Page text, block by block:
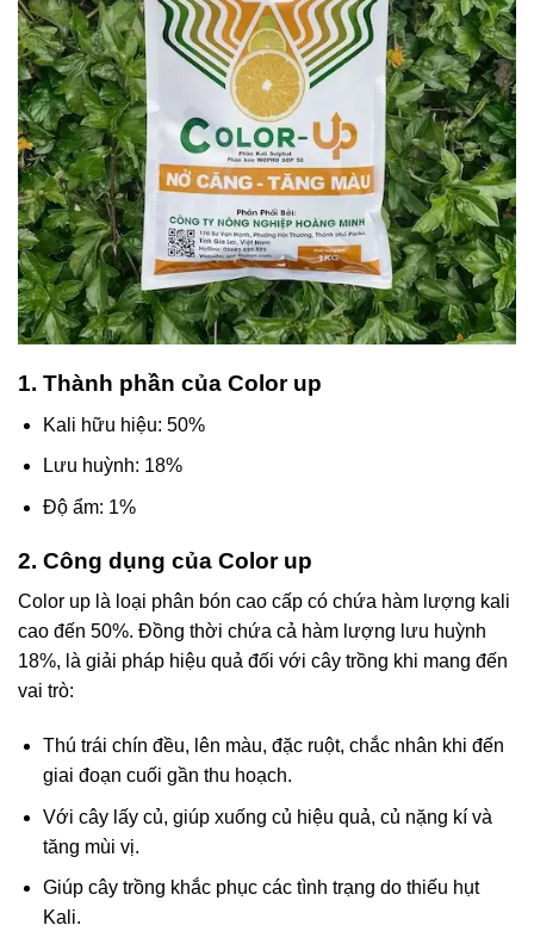
1. Thành phần của Color up
Kali hữu hiệu: 50%
Lưu huỳnh: 18%
Độ ẩm: 1%
2. Công dụng của Color up
Color up là loại phân bón cao cấp có chứa hàm lượng kali
cao đến 50%. Đồng thời chứa cả hàm lượng lưu huỳnh
18%, là giải pháp hiệu quả đối với cây trồng khi mang đến
vai trò:
Thú trái chín đều, lên màu, đặc ruột, chắc nhân khi đến
giai đoạn cuối gần thu hoạch.
Với cây lấy củ, giúp xuống củ hiệu quả, củ nặng kí và
tăng mùi vị.
Giúp cây trồng khắc phục các tình trạng do thiếu hụt
Kali.